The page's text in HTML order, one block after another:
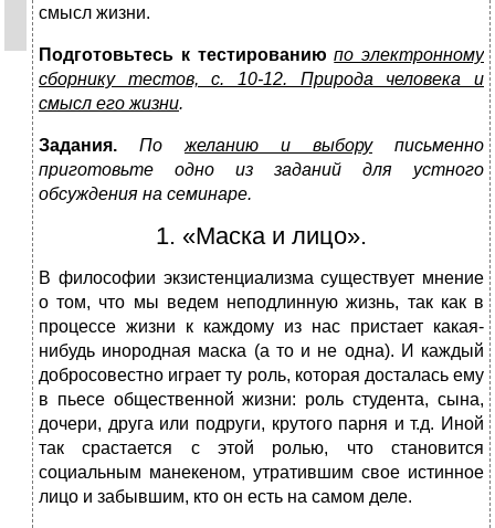
смысл жизни.
Подготовьтесь к тестированию по электронному
сборнику тестов, с. 10-12. Природа человека и
смысл его жизни.
Задания. По желанию и выборуписьменно
приготовьте одно из заданий для устного
обсуждения на семинаре.
1. «Маска и лицо».
В философии экзистенциализма существует мнение
о том, что мы ведем неподлинную жизнь, так как в
процессе жизни к каждому из нас пристает какая-
нибудь инородная маска (а то и не одна). И каждый
добросовестно играет ту роль, которая досталась ему
в пьесе общественной жизни: роль студента, сына,
дочери, друга или подруги, крутого парня и т.д. Иной
так срастается с этой ролью, что становится
социальным манекеном, утратившим свое истинное
лицо и забывшим, кто он есть на самом деле.